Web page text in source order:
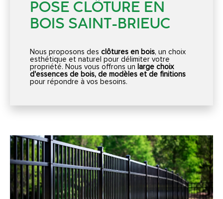
POSE CLÔTURE EN
BOIS SAINT-BRIEUC
Nous proposons des clôtures en bois, un choix
esthétique et naturel pour délimiter votre
propriété. Nous vous offrons un large choix
d'essences de bois, de modèles et de finitions
pour répondre à vos besoins.